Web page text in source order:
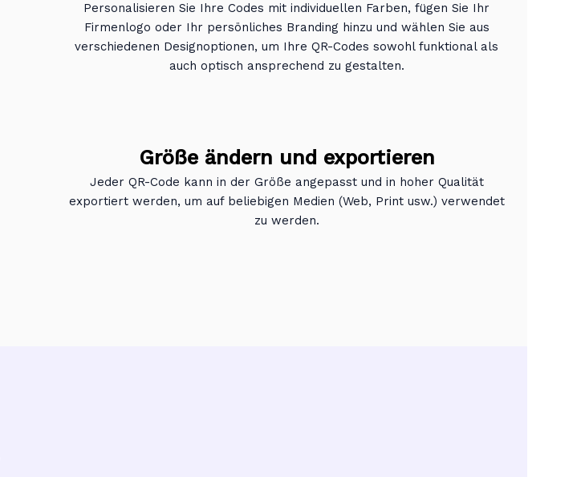
Personalisieren Sie Ihre Codes mit individuellen Farben, fügen Sie Ihr
Firmenlogo oder Ihr persönliches Branding hinzu und wählen Sie aus
verschiedenen Designoptionen, um Ihre QR-Codes sowohl funktional als
auch optisch ansprechend zu gestalten.
Größe ändern und exportieren
Jeder QR-Code kann in der Größe angepasst und in hoher Qualität
exportiert werden, um auf beliebigen Medien (Web, Print usw.) verwendet
zu werden.